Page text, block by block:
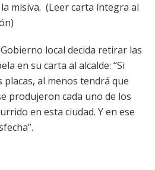
la misiva. (Leer carta íntegra al
local decida retirar las
en su carta al alcalde: “Si
al menos tendrá que
produjeron cada uno de los
en esta ciudad. Y en ese